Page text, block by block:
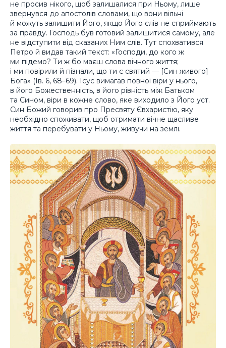
не просив нікого, щоб залишалися при Ньому, лише
звернувся до апостолів словами, що вони вільні
й можуть залишити Його, якщо Його слів не сприймають
за правду. Господь був готовий залишитися самому, але
не відступити від сказаних Ним слів. Тут спохватився
Петро й видав такий текст: «Господи, до кого ж
ми підемо? Ти ж бо маєш слова вічного життя;
і ми повірили й пізнали, що ти є святий ― [Син живого]
Бога» (Ів. 6, 68–69). Ісус вимагав повної віри у нього,
в його Божественність, в його рівність між Батьком
та Сином, віри в кожне слово, яке виходило з Його уст.
Син Божий говорив про Пресвяту Євхаристію, яку
необхідно споживати, щоб отримати вічне щасливе
життя та перебувати у Ньому, живучи на землі.